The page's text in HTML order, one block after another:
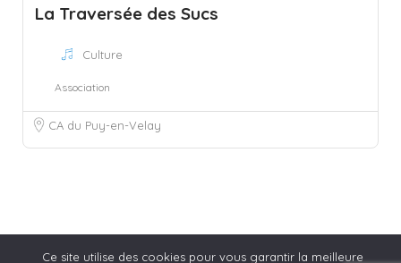
La Traversée des Sucs
Culture
Association
CA du Puy-en-Velay
Ce site utilise des cookies pour vous garantir la meilleure